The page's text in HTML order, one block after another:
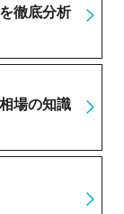
徹底分析
場の知識